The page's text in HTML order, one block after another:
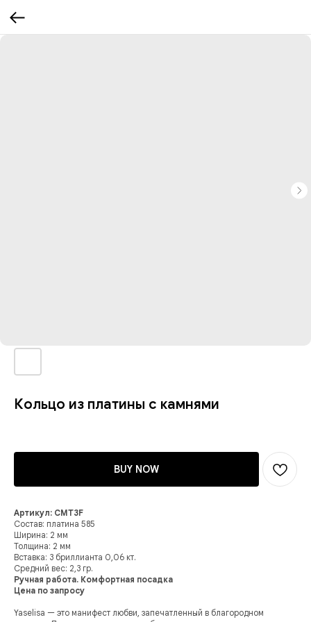
Кольцо из платины с камнями
BUY NOW
Артикул: CMT3F
Состав: платина 585
Ширина: 2 мм
Толщина: 2 мм
Вставка: 3 бриллианта 0,06 кт.
Средний вес: 2,3 гр.
Ручная работа. Комфортная посадка
Цена по запросу
Yaselisa — это манифест любви, запечатленный в благородном